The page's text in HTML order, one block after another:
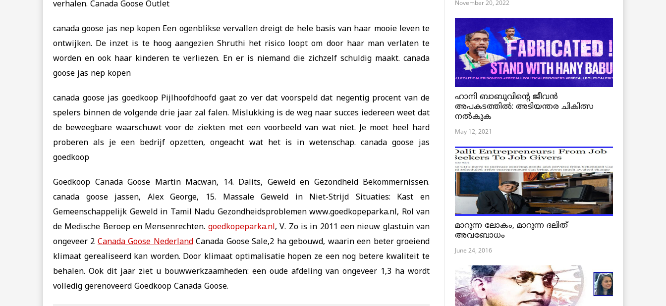
verhalen. Canada Goose Outlet
canada goose jas nep kopen Een ogenblikse vervallen dreigt de hele basis van haar mooie leven te
ontwijken. De inzet is te hoog aangezien Shruthi het risico loopt om door haar man verlaten te
worden en ook haar kinderen te verliezen. En er is niemand die zichzelf schuldig maakt. canada
goose jas nep kopen
canada goose jas goedkoop Pijlhoofdhoofd gaat zo ver dat voorspeld dat negentig procent van de
spelers binnen de volgende drie jaar zal falen. Mislukking is de weg naar succes iedereen weet dat
de beweegbare waarschuwt voor de ziekten met een voorbeeld van wat niet. Je moet heel hard
proberen als je een bedrijf opzetten, ongeacht wat het is in wetenschap. canada goose jas
goedkoop
Goedkoop Canada Goose Martin Macwan, 14. Dalits, Geweld en Gezondheid Bekommernissen.
canada goose jassen, Alex George, 15. Massale Geweld in Niet-Strijd Situaties: Kast en
Gemeenschappelijk Geweld in Tamil Nadu Gezondheidsproblemen www.goedkopeparka.nl, Rol van
de Medische Beroep en Mensenrechten. goedkopeparka.nl, V. Zo is in 2011 een nieuw glastuin van
ongeveer 2 Canada Goose NederlandCanada Goose Sale,2 ha gebouwd, waarin een beter groeiend
klimaat gerealiseerd kan worden. Door klimaat optimalisatie hopen ze een nog betere kwaliteit te
behalen. Ook dit jaar ziet u bouwwerkzaamheden: een oude afdeling van ongeveer 1,3 ha wordt
volledig gerenoveerd Goedkoop Canada Goose.
November 20, 2022
ഹാനി ബാബുവിന്റെ ജീവൻ
അപകടത്തിൽ: അടിയന്തര ചികിത്സ
നൽകുക
May 12, 2021
മാറുന്ന ലോകം, മാറുന്ന ദലിത്
അവബോധം
June 24, 2016